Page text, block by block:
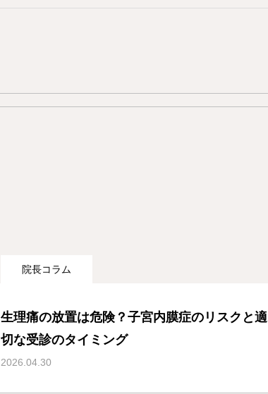
院長コラム
生理痛の放置は危険？子宮内膜症のリスクと適
切な受診のタイミング
2026.04.30